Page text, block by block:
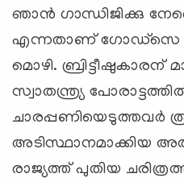
ഞാന്‍ ഗാന്ധിജിക്കു
എന്നതാണ് ഗോഡ്സെ
മൊഴി. ബ്രിട്ടീഷുകാരന്
സ്വാതന്ത്ര്യ
ചാരപ്പണിയെടുത്തവര്‍
അടിസ്ഥാനമാക്കിയ
രാജ്യത്ത് പുതിയ